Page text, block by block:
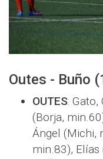
Outes - Buño
OUTES:
(Borja,
Ángel (Michi,
min.83), Elías